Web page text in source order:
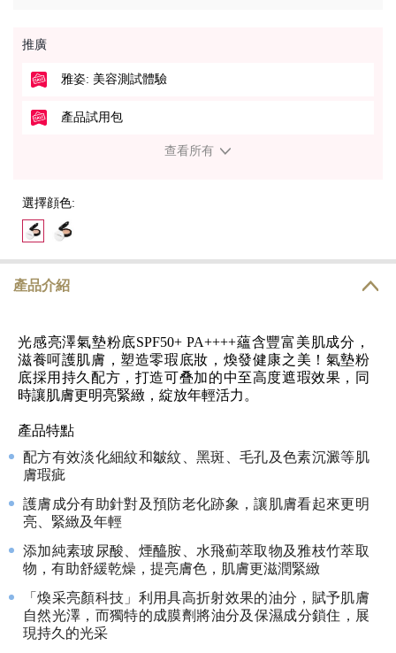
推廣
雅姿: 美容測試體驗
產品試用包
查看所有
選擇顔色:
產品介紹
光感亮澤氣墊粉底SPF50+ PA++++蘊含豐富美肌成分，
滋養呵護肌膚，塑造零瑕底妝，煥發健康之美！氣墊粉
底採用持久配方，打造可叠加的中至高度遮瑕效果，同
時讓肌膚更明亮緊緻，綻放年輕活力。
產品特點
配方有效淡化細紋和皺紋、黑斑、毛孔及色素沉澱等肌
膚瑕疵
護膚成分有助針對及預防老化跡象，讓肌膚看起來更明
亮、緊緻及年輕
添加純素玻尿酸、煙醯胺、水飛薊萃取物及雅枝竹萃取
物，有助舒緩乾燥，提亮膚色，肌膚更滋潤緊緻
「煥采亮顏科技」利用具高折射效果的油分，賦予肌膚
自然光澤，而獨特的成膜劑將油分及保濕成分鎖住，展
現持久的光采